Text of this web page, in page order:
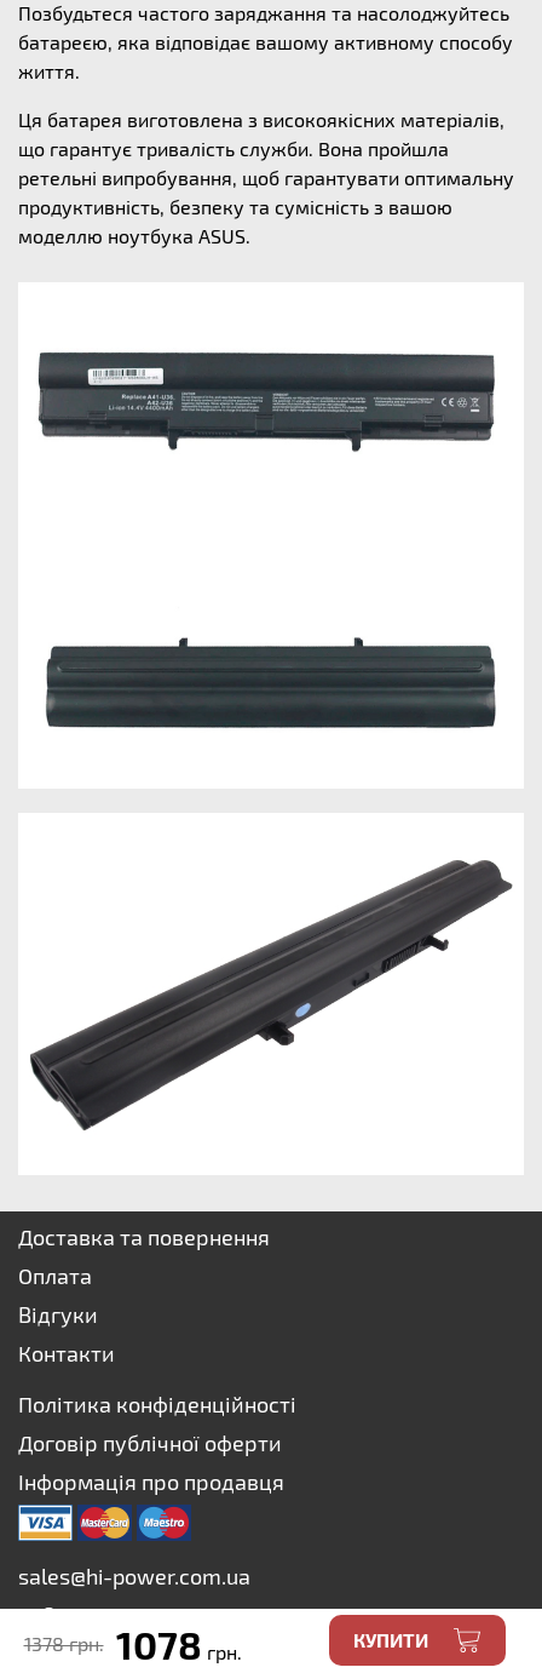
1378 грн. 1078 грн.
КУПИТИ
Позбудьтеся частого заряджання та насолоджуйтесь
батареєю, яка відповідає вашому активному способу
життя.
Ця батарея виготовлена з високоякісних матеріалів,
що гарантує тривалість служби. Вона пройшла
ретельні випробування, щоб гарантувати оптимальну
продуктивність, безпеку та сумісність з вашою
моделлю ноутбука ASUS.
Доставка та повернення
Оплата
Відгуки
Контакти
Політика конфіденційності
Договір публічної оферти
Інформація про продавця
sales@hi-power.com.ua
+38 073 627-75-73
+38 067 627-75-73